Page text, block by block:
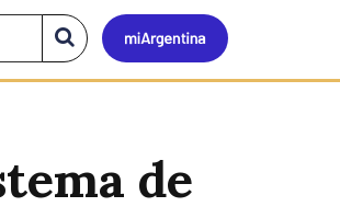
Mi
Buscar
en
el
de